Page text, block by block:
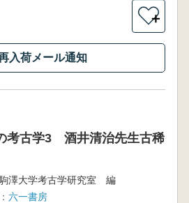
＋
入荷メール通知
考古学3 酒井清治先生古稀
澤大学考古学研究室 編
六一書房